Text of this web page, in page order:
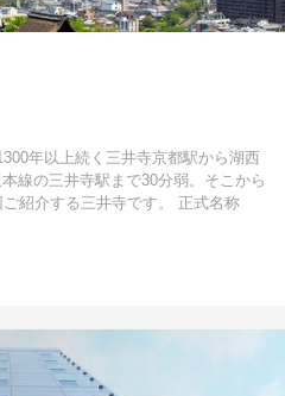
年以上続く三井寺京都駅から湖西
線の三井寺駅まで30分弱。そこから
紹介する三井寺です。 正式名称